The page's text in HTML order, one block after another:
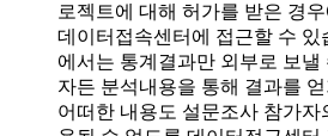
로젝트에 대해 허가를 받은 경
데이터접속센터에 접근할 수 있
에서는 통계결과만 외부로 보낼
자든 분석내용을 통해 결과를
어떠한 내용도 설문조사 참가